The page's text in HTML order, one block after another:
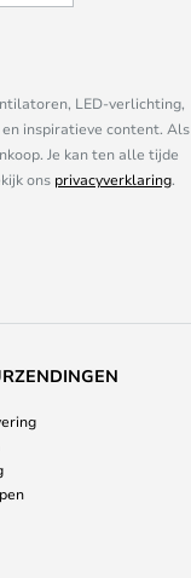
LED-verlichting,
inspiratieve content. Als
Je kan ten alle tijde
ons privacyverklaring.